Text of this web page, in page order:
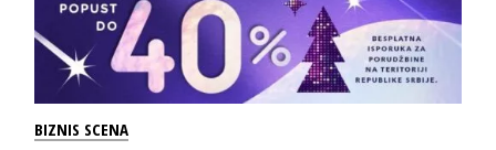
BIZNIS SCENA